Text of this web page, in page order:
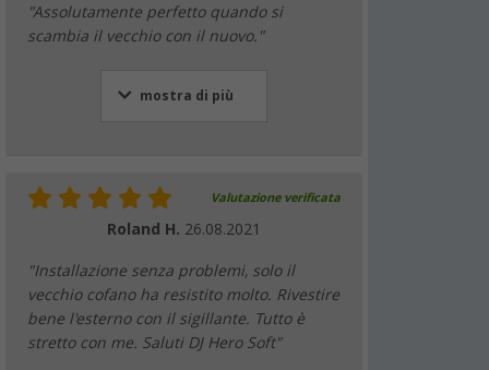
"Assolutamente perfetto quando si
scambia il vecchio con il nuovo."
mostra di più
Valutazione verificata
Roland H. 26.08.2021
"Installazione senza problemi, solo il
vecchio cofano ha resistito molto. Rivestire
bene l'esterno con il sigillante. Tutto è
stretto con me. Saluti DJ Hero Soft"